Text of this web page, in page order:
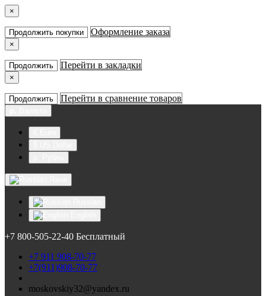
×
Продолжить покупки Оформление заказа
×
Продолжить Перейти в закладки
×
Продолжить Перейти в сравнение товаров
+7 800-505-22-40 Бесплатный
+7 911 908-70-77
+7(911)908-70-77
moskovskiy32@yandex.ru